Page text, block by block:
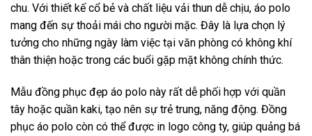
chu. Với thiết kế cổ bẻ và chất liệu vải thun dễ chịu, áo polo
mang đến sự thoải mái cho người mặc. Đây là lựa chọn lý
tưởng cho những ngày làm việc tại văn phòng có không khí
thân thiện hoặc trong các buổi gặp mặt không chính thức.
Mẫu đồng phục đẹp áo polo này rất dễ phối hợp với quần
tây hoặc quần kaki, tạo nên sự trẻ trung, năng động. Đồng
phục áo polo còn có thể được in logo công ty, giúp quảng bá